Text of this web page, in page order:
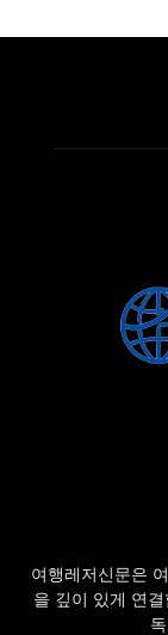
여행레저신문은
을 깊이 있게 연